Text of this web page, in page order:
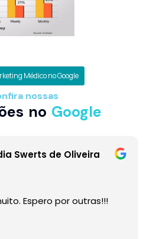
Médico no Google
nossas
no Google
Swerts de Oliveira
Adorei… aprendi muito. Espero por outras!!!